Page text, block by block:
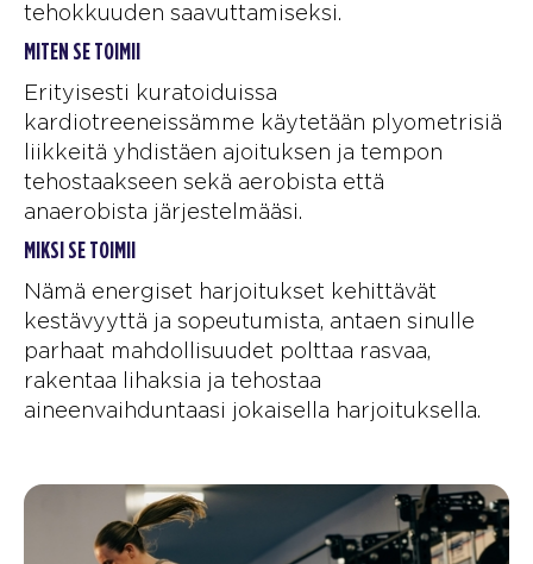
tehokkuuden saavuttamiseksi.
MITEN SE TOIMII
Erityisesti kuratoiduissa
kardiotreeneissämme käytetään plyometrisiä
liikkeitä yhdistäen ajoituksen ja tempon
tehostaakseen sekä aerobista että
anaerobista järjestelmääsi.
MIKSI SE TOIMII
Nämä energiset harjoitukset kehittävät
kestävyyttä ja sopeutumista, antaen sinulle
parhaat mahdollisuudet polttaa rasvaa,
rakentaa lihaksia ja tehostaa
aineenvaihduntaasi jokaisella harjoituksella.